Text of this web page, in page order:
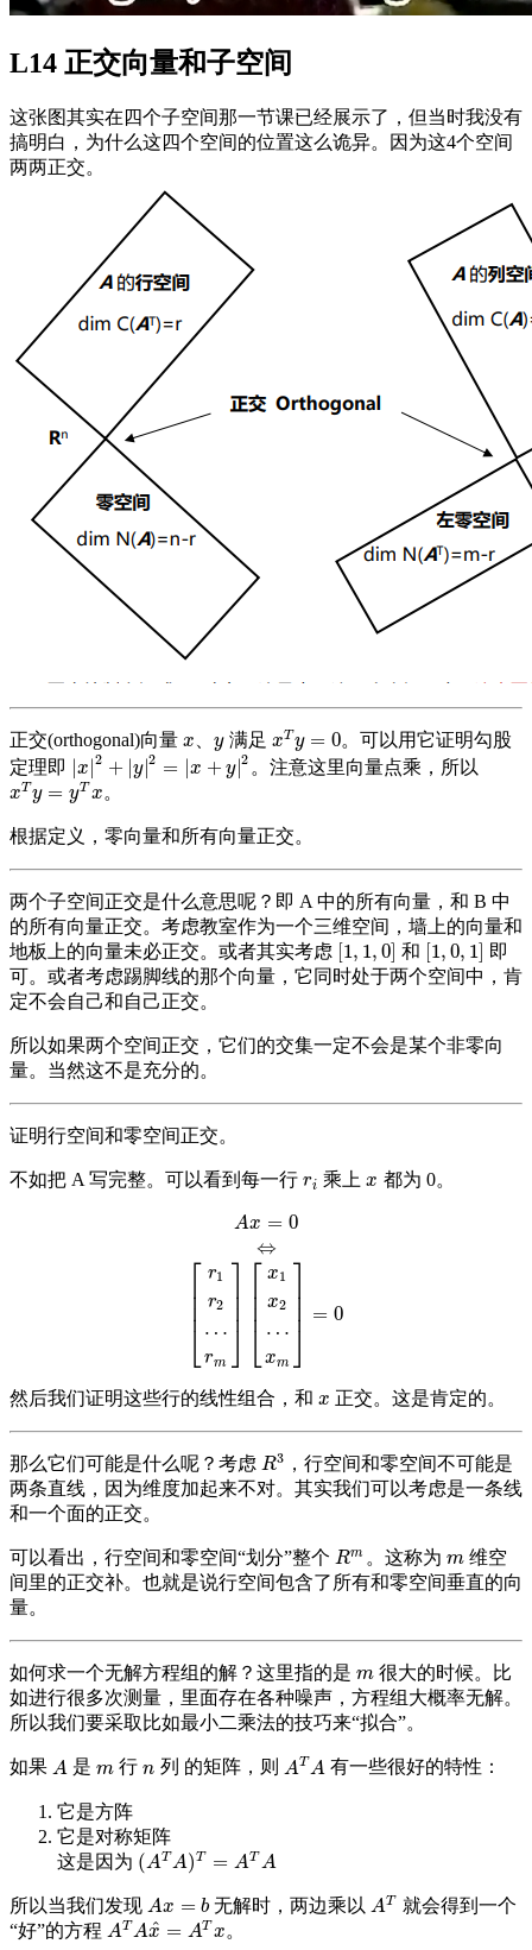
L14 正交向量和子空间
这张图其实在四个子空间那一节课已经展示了，但当时我没有
搞明白，为什么这四个空间的位置这么诡异。因为这4个空间
两两正交。
正交(orthogonal)向量 x
x 、y
y满足 xT y = 0
xT y=0
。可以用它证明勾股
定理即 |x|2 + |y|2 = |x + y|2
x| 2+ |y| 2= x +y 2 。注意这里向量点乘，所以
xT y = yT x
xT y=yTx 。
根据定义，零向量和所有向量正交。
两个子空间正交是什么意思呢？即 A 中的所有向量，和 B 中
的所有向量正交。考虑教室作为一个三维空间，墙上的向量和
地板上的向量未必正交。或者其实考虑 1, 1, 0]
1, 1,0 ] 和 1, 0, 1]
1, 0,1 ]
即
可。或者考虑踢脚线的那个向量，它同时处于两个空间中，肯
定不会自己和自己正交。
所以如果两个空间正交，它们的交集一定不会是某个非零向
量。当然这不是充分的。
证明行空间和零空间正交。
不如把 A 写完整。可以看到每一行 ri
ri 乘上x
x 都为 0。
Ax = 0
⇔
⎡
⎣
⎢⎢⎢
r1
r2
…
rm
⎤
⎦
⎥⎥⎥
⎡
⎣
⎢⎢⎢
x1
x2
…
xm
⎤
⎦
⎥⎥⎥ = 0
2…r m] x1
然后我们证明这些行的线性组合，和 x
x 正交。这是肯定的。
那么它们可能是什么呢？考虑 R3
R3 ，行空间和零空间不可能是
两条直线，因为维度加起来不对。其实我们可以考虑是一条线
和一个面的正交。
可以看出，行空间和零空间“划分”整个 Rm
Rm 。这称为 m
m维空
间里的正交补。也就是说行空间包含了所有和零空间垂直的向
量。
如何求一个无解方程组的解？这里指的是 m
m 很大的时候。比
如进行很多次测量，里面存在各种噪声，方程组大概率无解。
所以我们要采取比如最小二乘法的技巧来“拟合”。
如果 A
A 是m
m 行n
n 列 的矩阵，则 AT A
AT A 有一些很好的特性：
它是方阵
它是对称矩阵
这是因为 (AT A)T = AT A
(ATA)T= AT A
所以当我们发现 Ax = b
Ax= b 无解时，两边乘以 AT
AT 就会得到一个
“好”的方程 AT Ax
^ = AT x
AT Ax^ =A Tx 。